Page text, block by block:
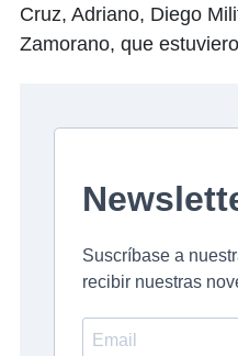
Cruz, Adriano, Diego
Zamorano, que